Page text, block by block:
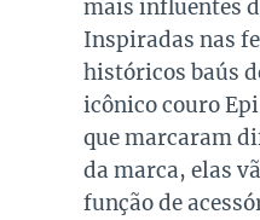
mais influentes
Inspiradas nas
históricos baús
icônico couro
que marcaram
da marca, elas
função de